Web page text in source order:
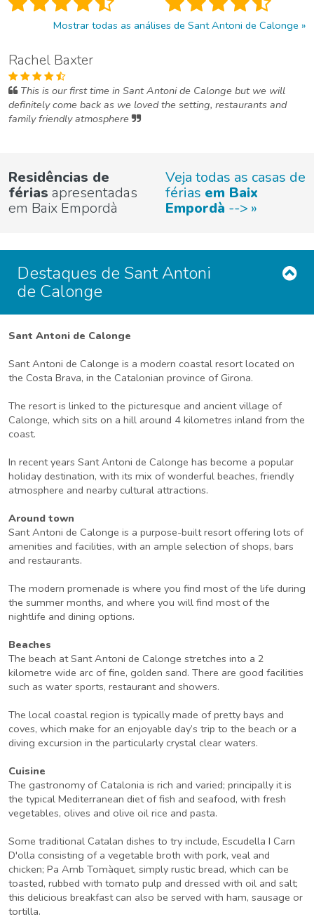
Mostrar todas as análises de Sant Antoni de Calonge
Rachel Baxter
This is our first time in Sant Antoni de Calonge but we will
definitely come back as we loved the setting, restaurants and
family friendly atmosphere
Residências de
férias apresentadas
em Baix Empordà
Veja todas as casas de
férias em Baix
Empordà -->
Destaques de Sant Antoni
de Calonge
Sant Antoni de Calonge
Sant Antoni de Calonge is a modern coastal resort located on
the Costa Brava, in the Catalonian province of Girona.
The resort is linked to the picturesque and ancient village of
Calonge, which sits on a hill around 4 kilometres inland from the
coast.
In recent years Sant Antoni de Calonge has become a popular
holiday destination, with its mix of wonderful beaches, friendly
atmosphere and nearby cultural attractions.
Around town
Sant Antoni de Calonge is a purpose-built resort offering lots of
amenities and facilities, with an ample selection of shops, bars
and restaurants.
The modern promenade is where you find most of the life during
the summer months, and where you will find most of the
nightlife and dining options.
Beaches
The beach at Sant Antoni de Calonge stretches into a 2
kilometre wide arc of fine, golden sand. There are good facilities
such as water sports, restaurant and showers.
The local coastal region is typically made of pretty bays and
coves, which make for an enjoyable day’s trip to the beach or a
diving excursion in the particularly crystal clear waters.
Cuisine
The gastronomy of Catalonia is rich and varied; principally it is
the typical Mediterranean diet of fish and seafood, with fresh
vegetables, olives and olive oil rice and pasta.
Some traditional Catalan dishes to try include, Escudella I Carn
D'olla consisting of a vegetable broth with pork, veal and
chicken; Pa Amb Tomàquet, simply rustic bread, which can be
toasted, rubbed with tomato pulp and dressed with oil and salt;
this delicious breakfast can also be served with ham, sausage or
tortilla.